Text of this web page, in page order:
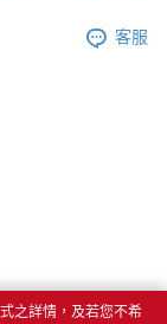
客服
之詳情，及若您不希